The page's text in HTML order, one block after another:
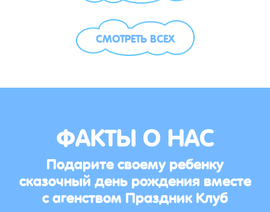
СМОТРЕТЬ ВСЕХ
ФАКТЫ О НАС
Подарите своему ребенку
сказочный день рождения вместе
с агенством Праздник Клуб